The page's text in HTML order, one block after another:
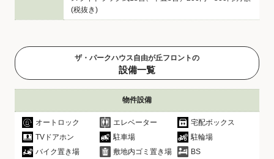
(税抜き)
ザ・パークハウス自由が丘フロントの
設備一覧
物件設備
オートロック エレベーター
宅配ボックス
TVドアホン
駐車場
駐輪場
バイク置き場
敷地内ゴミ置き場
BS